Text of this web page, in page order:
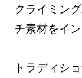
クライミン
チ素材をイ
トラディシ